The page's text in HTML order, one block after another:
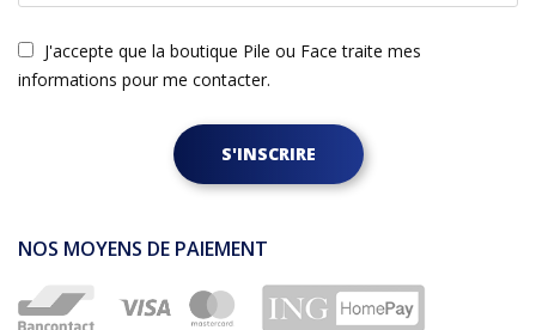
J'accepte que la boutique Pile ou Face traite mes
informations pour me contacter.
S'INSCRIRE
NOS MOYENS DE PAIEMENT